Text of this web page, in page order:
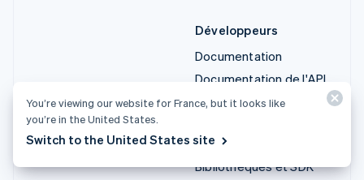
Développeurs
Documentation
Documentation de l'API
État de l'API
de l'API
Bibliothèques et SDK
You’re viewing our website for France, but it looks like
you’re in the United States.
Switch to the United States site